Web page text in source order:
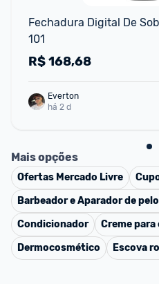
Fechadura Digital De
101
R$168,68
Everton
há 2 d
Mais opções
Ofertas Mercado Livre
Barbeador e Aparador de
Condicionador
Creme para
Dermocosmético
Escova